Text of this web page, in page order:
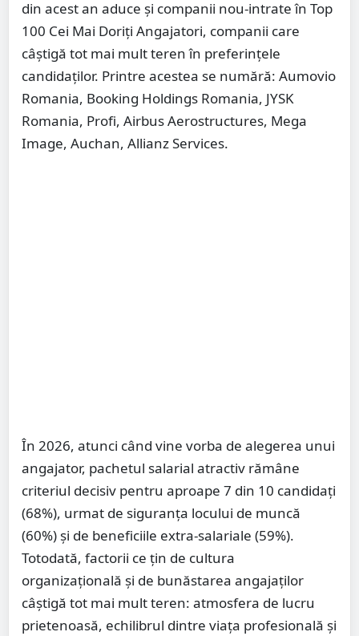
din acest an aduce și companii nou-intrate în Top
100 Cei Mai Doriți Angajatori, companii care
câștigă tot mai mult teren în preferințele
candidaților. Printre acestea se numără: Aumovio
Romania, Booking Holdings Romania, JYSK
Romania, Profi, Airbus Aerostructures, Mega
Image, Auchan, Allianz Services.
În 2026, atunci când vine vorba de alegerea unui
angajator, pachetul salarial atractiv rămâne
criteriul decisiv pentru aproape 7 din 10 candidați
(68%), urmat de siguranța locului de muncă
(60%) și de beneficiile extra-salariale (59%).
Totodată, factorii ce țin de cultura
organizațională și de bunăstarea angajaților
câștigă tot mai mult teren: atmosfera de lucru
prietenoasă, echilibrul dintre viața profesională și